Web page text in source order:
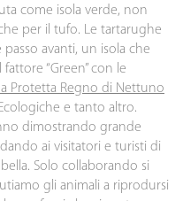
come isola verde, non
per il tufo. Le tartarughe
avanti, un isola che
“Green” con le
Protetta Regno di Nettuno
e tanto altro.
dimostrando grande
ai visitatori e turisti di
Solo collaborando si
gli animali a riprodursi